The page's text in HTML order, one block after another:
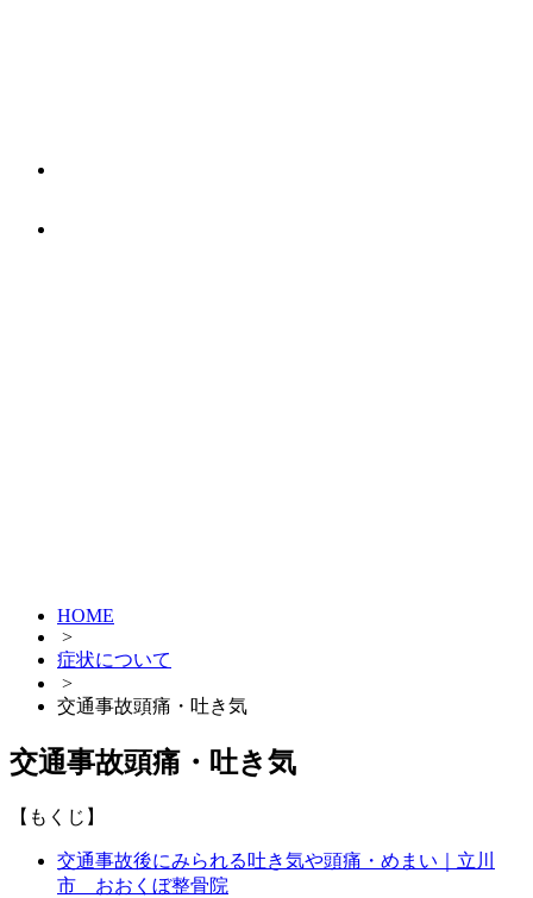
HOME
>
症状について
>
交通事故頭痛・吐き気
交通事故頭痛・吐き気
【もくじ】
交通事故後にみられる吐き気や頭痛・めまい｜立川
市 おおくぼ整骨院